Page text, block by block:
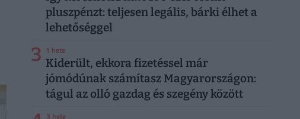
pluszpénzt: teljesen legális, bárki élhet a
lehetőséggel
3 1 hete
Kiderült, ekkora fizetéssel már
jómódúnak számítasz Magyarországon:
tágul az olló gazdag és szegény között
3 hete